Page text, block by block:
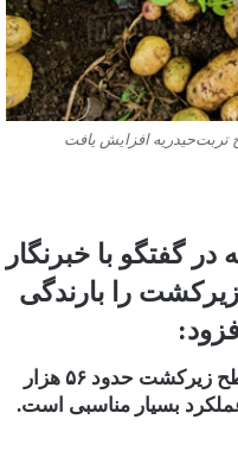
افزایش یافت
گفتگو با خبرنگار
را بارندگی
پیش‌بینی می‌شود از این میزان سطح زیرکشت حدود ۵۶ هزار
بسیار مناسبی است.